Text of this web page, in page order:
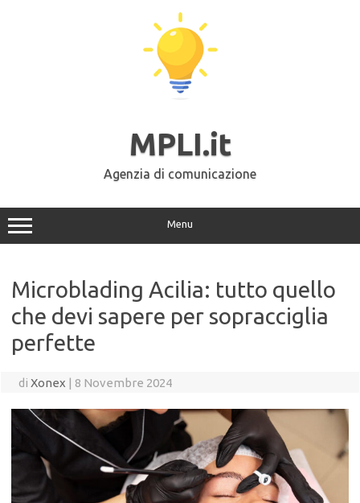
MPLI.it
Agenzia di comunicazione
Menu
Microblading Acilia: tutto quello
che devi sapere per sopracciglia
perfette
di Xonex | 8 Novembre 2024